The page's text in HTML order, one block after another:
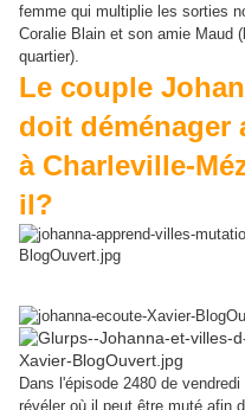
femme qui multiplie les sorties
Coralie Blain et son amie Maud
quartier).
Le couple
doit déménager
à Charleville-
il?
Dans l'épisode 2480 de vendredi
révéler où il peut être muté afin